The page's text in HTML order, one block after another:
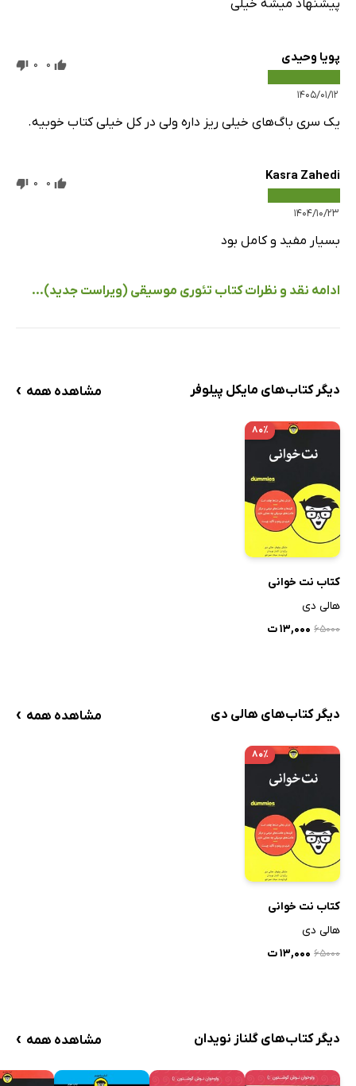
پیشنهاد میشه خیلی
پویا وحیدی
۱۴۰۵/۰۱/۱۲
0
0
یک سری باگ‌های خیلی ریز داره ولی در کل خیلی کتاب خوبیه.
Kasra Zahedi
۱۴۰۴/۱۰/۲۳
0
0
بسیار مفید و کامل بود
ادامه نقد و نظرات کتاب تئوری موسیقی (ویراست جدید)...
دیگر کتاب‌های مایکل پیلوفر مشاهده همه ›
۸۰٪
کتاب نت‌ خوانی
هالی دی
۶۵۰۰۰ ۱۳,۰۰۰ ت
دیگر کتاب‌های هالی دی مشاهده همه ›
۸۰٪
کتاب نت‌ خوانی
هالی دی
۶۵۰۰۰ ۱۳,۰۰۰ ت
دیگر کتاب‌های گلناز نویدان مشاهده همه ›